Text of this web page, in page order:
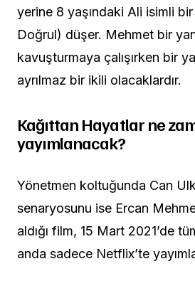
yerine 8 yaşındaki Ali isimli
Doğrul) düşer. Mehmet bir
kavuşturmaya çalışırken bir
ayrılmaz bir ikili olacaklardır.
Kağıttan Hayatlar ne
yayımlanacak?
Yönetmen koltuğunda Can
senaryosunu ise Ercan
aldığı film, 15 Mart 2021’de
anda sadece Netflix’te